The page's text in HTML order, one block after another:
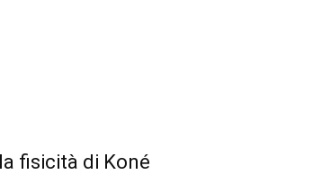
fisicità di Koné